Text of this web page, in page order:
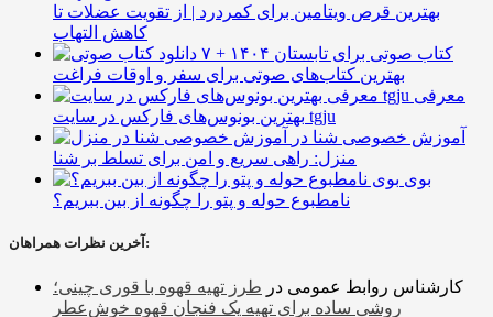
بهترین قرص ویتامین برای کمردرد | از تقویت عضلات تا
کاهش التهاب
۷ کتاب صوتی برای تابستان ۱۴۰۴ +
بهترین کتاب‌های صوتی برای سفر و اوقات فراغت
معرفی
بهترین بونوس‌های فارکس در سایت tgju
آموزش خصوصی شنا در
منزل: راهی سریع و امن برای تسلط بر شنا
بوی
نامطبوع حوله و پتو را چگونه از بین ببریم؟
آخرین نظرات همراهان:
کارشناس روابط عمومی در طرز تهیه قهوه با قوری چینی؛
روشی ساده برای تهیه یک فنجان قهوه خوش‌عطر